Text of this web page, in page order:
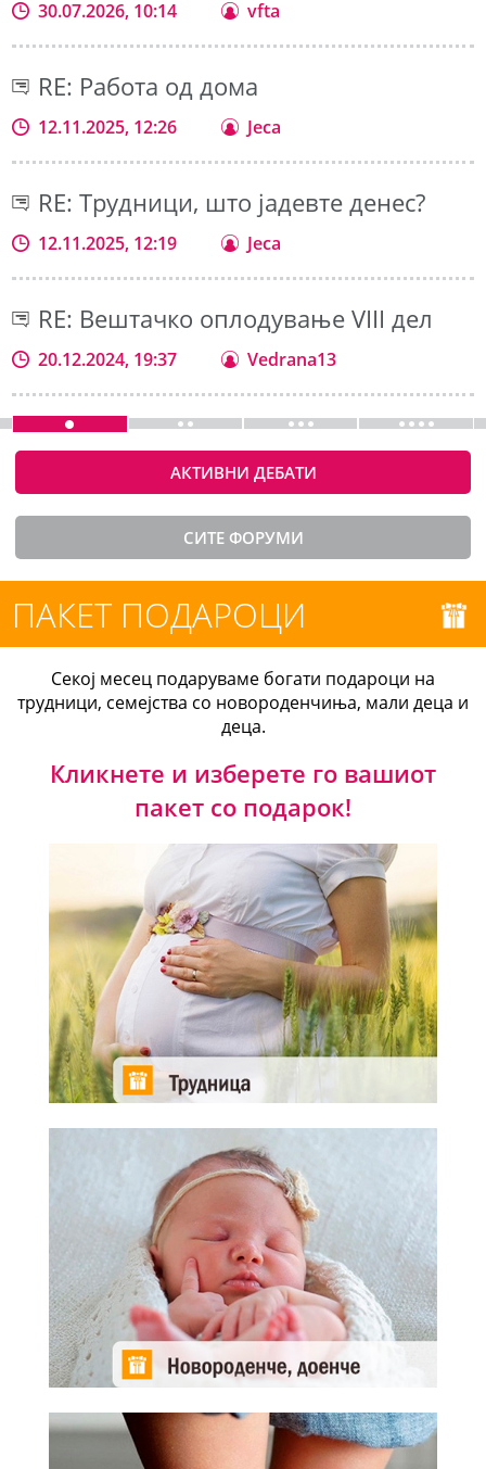
30.07.2026, 10:14 vfta
RE: Работа од дома
12.11.2025, 12:26 Jeca
RE: Трудници, што јадевте денес?
12.11.2025, 12:19 Jeca
RE: Вештачко оплодување VIII дел
20.12.2024, 19:37 Vedrana13
АКТИВНИ ДЕБАТИ
СИТЕ ФОРУМИ
ПАКЕТ ПОДАРОЦИ
Секој месец подаруваме богати подароци на
трудници, семејства со новороденчиња, мали деца и
деца.
Кликнете и изберете го вашиот
пакет со подарок!